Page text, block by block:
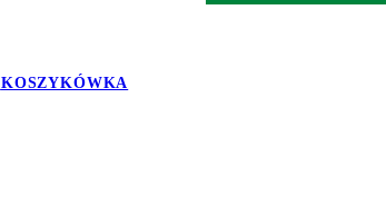
KOSZYKÓWKA